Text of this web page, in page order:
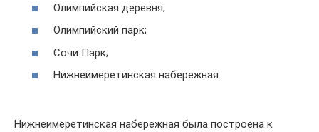
Олимпийская деревня;
Олимпийский парк;
Сочи Парк;
Нижнеимеретинская набережная.
Нижнеимеретинская набережная была построена к